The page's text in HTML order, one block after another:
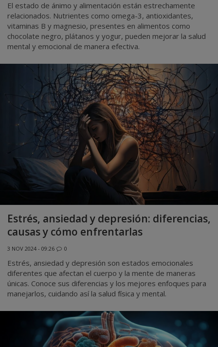
El estado de ánimo y alimentación están estrechamente
relacionados. Nutrientes como omega-3, antioxidantes,
vitaminas B y magnesio, presentes en alimentos como
chocolate negro, plátanos y yogur, pueden mejorar la salud
mental y emocional de manera efectiva.
Estrés, ansiedad y depresión: diferencias,
causas y cómo enfrentarlas
3 NOV 2024 - 09:26 0
Estrés, ansiedad y depresión son estados emocionales
diferentes que afectan el cuerpo y la mente de maneras
únicas. Conoce sus diferencias y los mejores enfoques para
manejarlos, cuidando así la salud física y mental.